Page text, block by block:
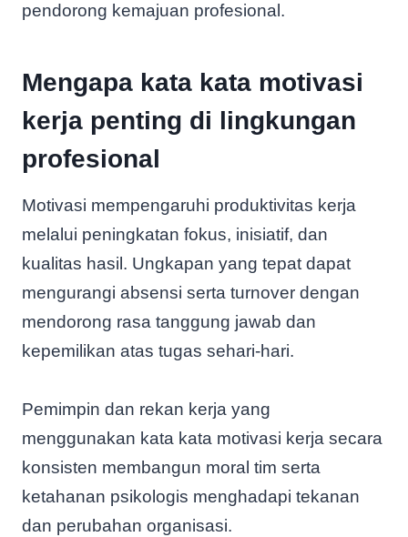
pendorong kemajuan profesional.
Mengapa kata kata motivasi
kerja penting di lingkungan
profesional
Motivasi mempengaruhi produktivitas kerja
melalui peningkatan fokus, inisiatif, dan
kualitas hasil. Ungkapan yang tepat dapat
mengurangi absensi serta turnover dengan
mendorong rasa tanggung jawab dan
kepemilikan atas tugas sehari-hari.
Pemimpin dan rekan kerja yang
menggunakan kata kata motivasi kerja secara
konsisten membangun moral tim serta
ketahanan psikologis menghadapi tekanan
dan perubahan organisasi.